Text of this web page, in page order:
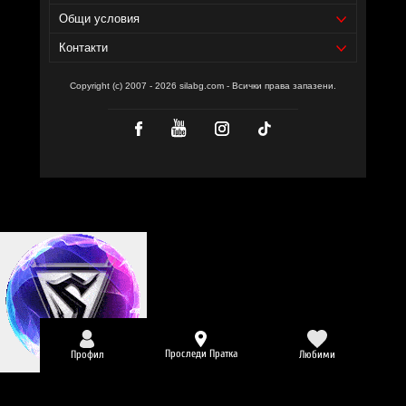
Общи условия
Контакти
Copyright (c) 2007 - 2026 silabg.com - Всички права запазени.
Профил Проследи Пратка Любими